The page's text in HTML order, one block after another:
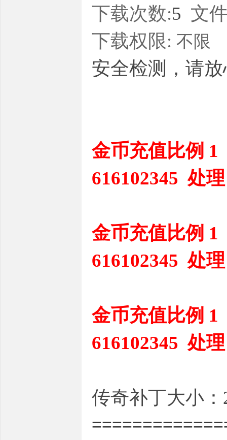
下载次数:5 文
下载权限: 不限
安全检测，请
金币充值比例
616102345 处理
金币充值比例
616102345 处理
金币充值比例
616102345 处理
传奇补丁大小：